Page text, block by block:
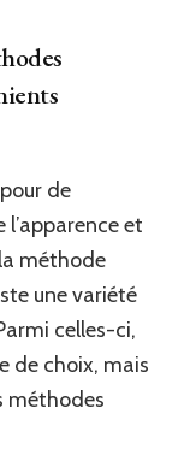
de
l’apparence et
méthode
une variété
celles-ci,
de choix, mais
méthodes